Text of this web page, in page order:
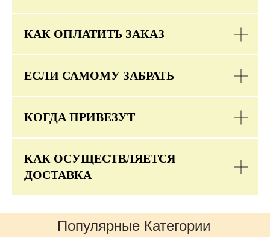
КАК ОПЛАТИТЬ ЗАКАЗ
ЕСЛИ САМОМУ ЗАБРАТЬ
КОГДА ПРИВЕЗУТ
КАК ОСУЩЕСТВЛЯЕТСЯ
ДОСТАВКА
Популярные Категории